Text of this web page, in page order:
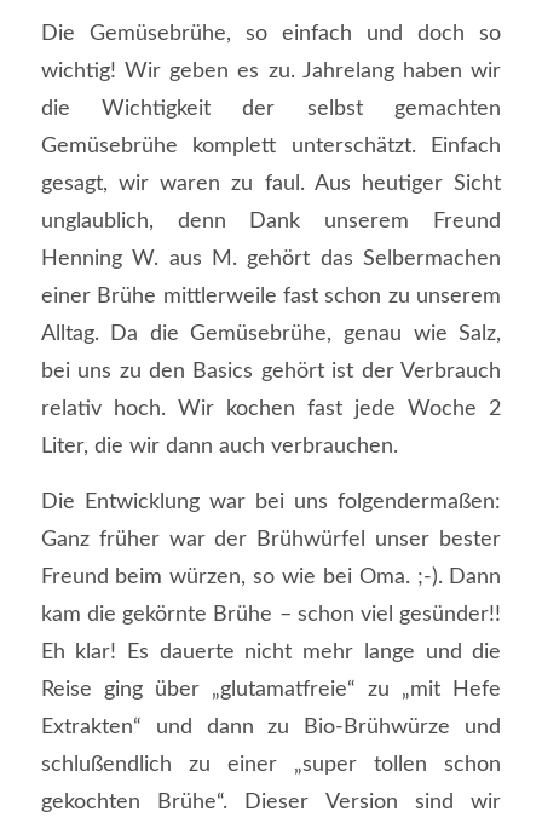
Die Gemüsebrühe, so einfach und doch so
wichtig! Wir geben es zu. Jahrelang haben wir
die Wichtigkeit der selbst gemachten
Gemüsebrühe komplett unterschätzt. Einfach
gesagt, wir waren zu faul. Aus heutiger Sicht
unglaublich, denn Dank unserem Freund
Henning W. aus M. gehört das Selbermachen
einer Brühe mittlerweile fast schon zu unserem
Alltag. Da die Gemüsebrühe, genau wie Salz,
bei uns zu den Basics gehört ist der Verbrauch
relativ hoch. Wir kochen fast jede Woche 2
Liter, die wir dann auch verbrauchen.
Die Entwicklung war bei uns folgendermaßen:
Ganz früher war der Brühwürfel unser bester
Freund beim würzen, so wie bei Oma. ;-). Dann
kam die gekörnte Brühe – schon viel gesünder!!
Eh klar! Es dauerte nicht mehr lange und die
Reise ging über „glutamatfreie“ zu „mit Hefe
Extrakten“ und dann zu Bio-Brühwürze und
schlußendlich zu einer „super tollen schon
gekochten Brühe“. Dieser Version sind wir